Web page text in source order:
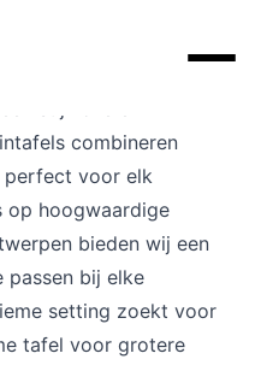
onze merken
stores
Bij Borek
combineren
perfect voor elk
op hoogwaardige
bieden wij een
passen bij elke
setting zoekt voor
tafel voor grotere